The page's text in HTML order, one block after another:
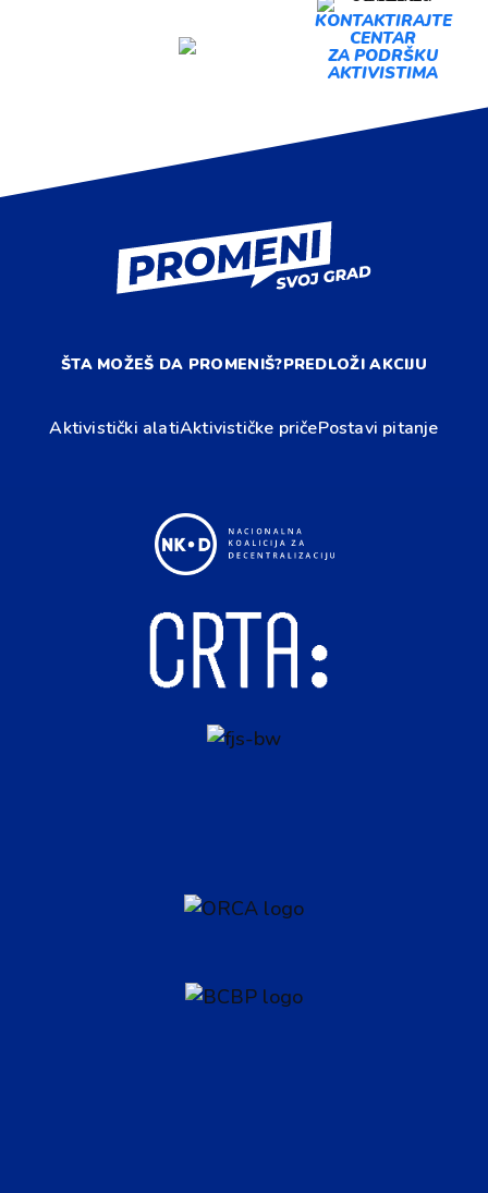
AKCIJU
KONTAKTIRAJTE
CENTAR
ZA PODRŠKU
AKTIVISTIMA
ŠTA MOŽEŠ DA PROMENIŠ?PREDLOŽI AKCIJU
Aktivistički alatiAktivističke pričePostavi pitanje